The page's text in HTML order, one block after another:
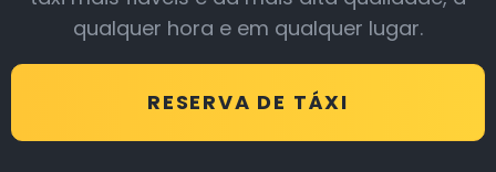
qualquer hora e em qualquer lugar.
RESERVA DE TÁXI